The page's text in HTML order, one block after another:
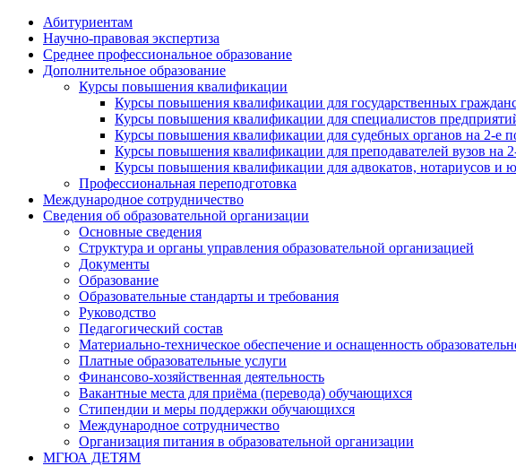
Абитуриентам
Научно-правовая экспертиза
Cреднее профессиональное образование
Дополнительное образование
Курсы повышения квалификации
Курсы повышения квалификации для государственных
Курсы повышения квалификации для специалистов
Курсы повышения квалификации для судебных органов на 2-е
Курсы повышения квалификации для преподавателей вузов на
Курсы повышения квалификации для адвокатов, нотариусов и
Профессиональная переподготовка
Международное сотрудничество
Сведения об образовательной организации
Основные сведения
Структура и органы управления образовательной организацией
Документы
Образование
Образовательные стандарты и требования
Руководство
Педагогический состав
Материально-техническое обеспечение и оснащенность
Платные образовательные услуги
Финансово-хозяйственная деятельность
Вакантные места для приёма (перевода) обучающихся
Стипендии и меры поддержки обучающихся
Международное сотрудничество
Организация питания в образовательной организации
МГЮА ДЕТЯМ